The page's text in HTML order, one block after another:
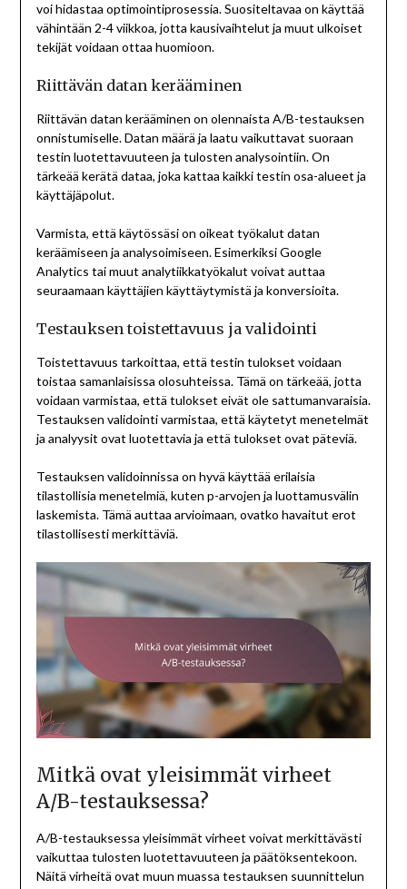
voi hidastaa optimointiprosessia. Suositeltavaa on käyttää
vähintään 2-4 viikkoa, jotta kausivaihtelut ja muut ulkoiset
tekijät voidaan ottaa huomioon.
Riittävän datan kerääminen
Riittävän datan kerääminen on olennaista A/B-testauksen
onnistumiselle. Datan määrä ja laatu vaikuttavat suoraan
testin luotettavuuteen ja tulosten analysointiin. On
tärkeää kerätä dataa, joka kattaa kaikki testin osa-alueet ja
käyttäjäpolut.
Varmista, että käytössäsi on oikeat työkalut datan
keräämiseen ja analysoimiseen. Esimerkiksi Google
Analytics tai muut analytiikkatyökalut voivat auttaa
seuraamaan käyttäjien käyttäytymistä ja konversioita.
Testauksen toistettavuus ja validointi
Toistettavuus tarkoittaa, että testin tulokset voidaan
toistaa samanlaisissa olosuhteissa. Tämä on tärkeää, jotta
voidaan varmistaa, että tulokset eivät ole sattumanvaraisia.
Testauksen validointi varmistaa, että käytetyt menetelmät
ja analyysit ovat luotettavia ja että tulokset ovat päteviä.
Testauksen validoinnissa on hyvä käyttää erilaisia
tilastollisia menetelmiä, kuten p-arvojen ja luottamusvälin
laskemista. Tämä auttaa arvioimaan, ovatko havaitut erot
tilastollisesti merkittäviä.
Mitkä ovat yleisimmät virheet
A/B-testauksessa?
A/B-testauksessa yleisimmät virheet voivat merkittävästi
vaikuttaa tulosten luotettavuuteen ja päätöksentekoon.
Näitä virheitä ovat muun muassa testauksen suunnittelun